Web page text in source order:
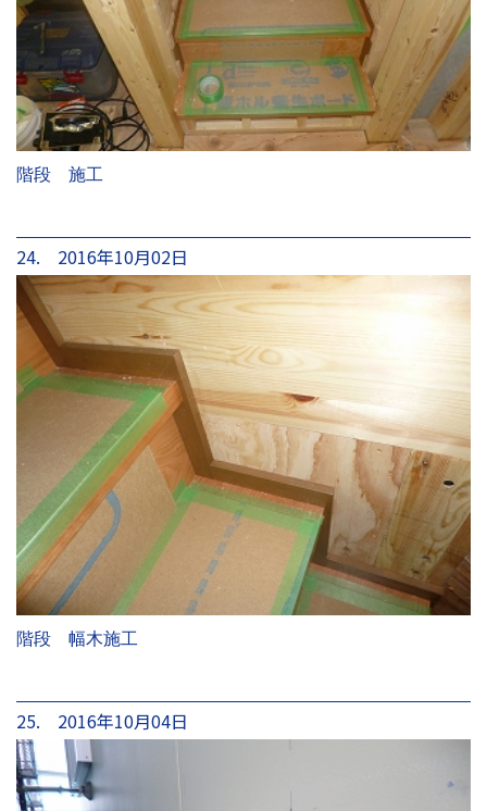
階段 施工
24. 2016年10月02日
階段 幅木施工
25. 2016年10月04日